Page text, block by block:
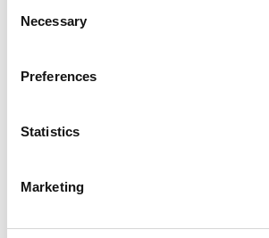
Selection
Necessary
Preferences
Statistics
MarketingHeb je geen Entree
Klik hier om een